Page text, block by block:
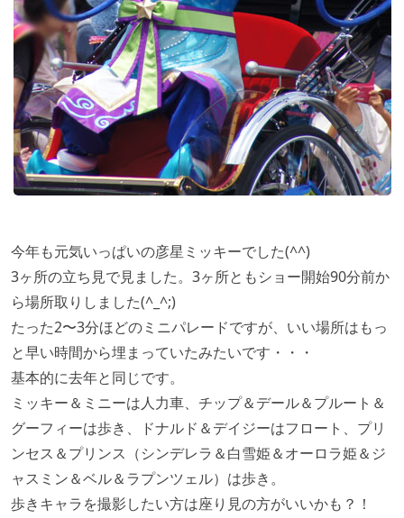
今年も元気いっぱいの彦星ミッキーでした(^^)
3ヶ所の立ち見で見ました。3ヶ所ともショー開始90分前か
ら場所取りしました(^_^;)
たった2〜3分ほどのミニパレードですが、いい場所はもっ
と早い時間から埋まっていたみたいです・・・
基本的に去年と同じです。
ミッキー＆ミニーは人力車、チップ＆デール＆プルート＆
グーフィーは歩き、ドナルド＆デイジーはフロート、プリ
ンセス＆プリンス（シンデレラ＆白雪姫＆オーロラ姫＆ジ
ャスミン＆ベル＆ラプンツェル）は歩き。
歩きキャラを撮影したい方は座り見の方がいいかも？！